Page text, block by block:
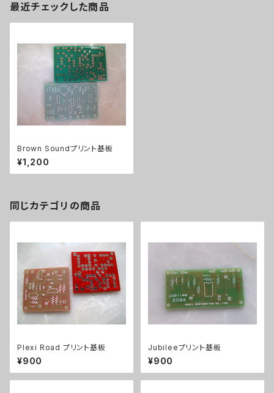
最近チェックした商品
Brown Soundプリント基板
¥1,200
同じカテゴリの商品
Plexi Road プリント基板
¥900
Jubileeプリント基板
¥900